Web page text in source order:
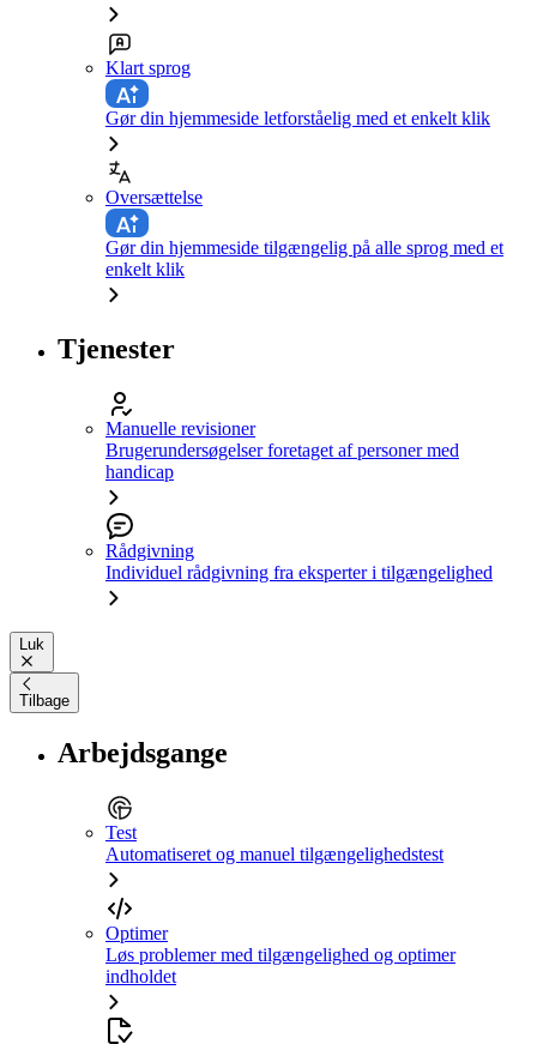
Klart sprog
Gør din hjemmeside letforståelig med et enkelt klik
Oversættelse
Gør din hjemmeside tilgængelig på alle sprog med et
enkelt klik
Tjenester
Manuelle revisioner
Brugerundersøgelser foretaget af personer med
handicap
Rådgivning
Individuel rådgivning fra eksperter i tilgængelighed
Luk
Tilbage
Arbejdsgange
Test
Automatiseret og manuel tilgængelighedstest
Optimer
Løs problemer med tilgængelighed og optimer
indholdet